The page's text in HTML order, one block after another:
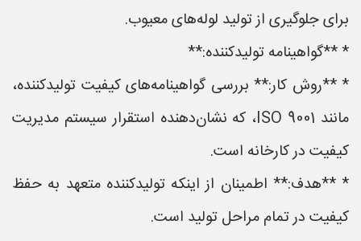
برای جلوگیری از تولید لوله‌های معیوب.
* **گواهینامه تولیدکننده:**
* **روش کار:** بررسی گواهینامه‌های کیفیت تولیدکننده،
مانند ISO 9001، که نشان‌دهنده استقرار سیستم مدیریت
کیفیت در کارخانه است.
* **هدف:** اطمینان از اینکه تولیدکننده متعهد به حفظ
کیفیت در تمام مراحل تولید است.